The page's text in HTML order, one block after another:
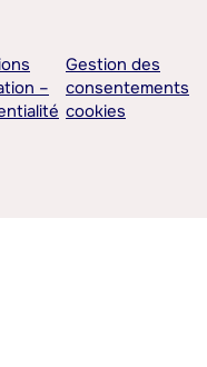
–
Gestion des
consentements
cookies